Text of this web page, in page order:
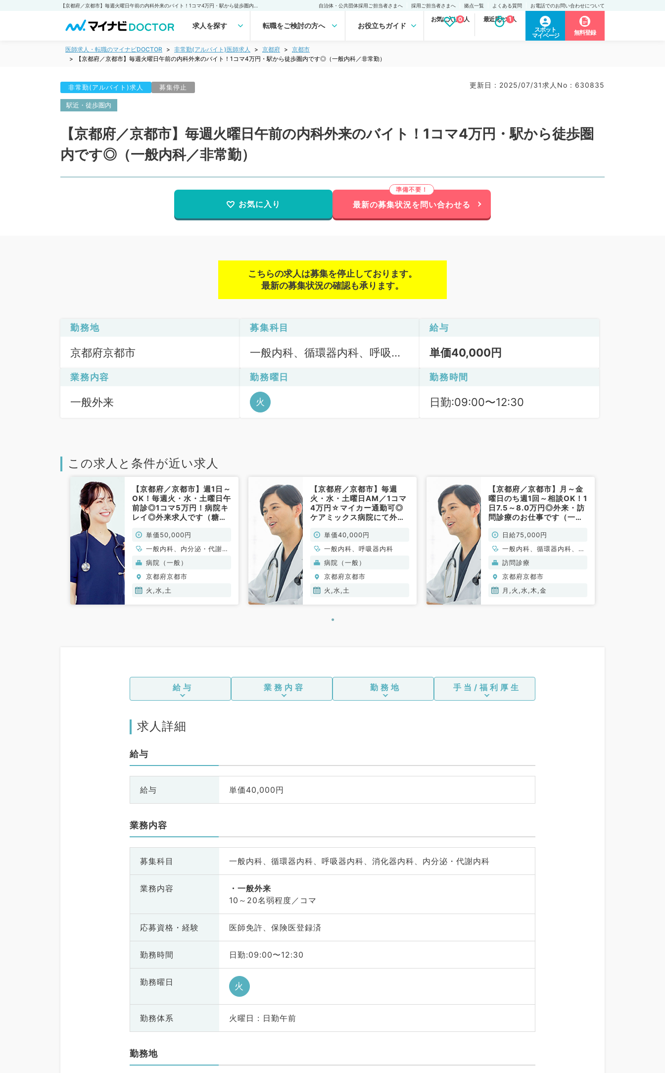
自治体・公共団体採用ご担当者さまへ 採用ご担当者さまへ 拠点一覧 よくある質問 お電話でのお問い合わせについて
求人を探す 転職をご検討の方へ お役立ちガイド
お気に入り求人
0 最近見た求人
1
スポット
マイページ
無料登録
医師求人・転職のマイナビDOCTOR 非常勤(アルバイト)医師求人 京都府
京都市
【京都府／京都市】毎週火曜日午前の内科外来のバイト！1コマ4万円・駅から徒歩圏内です◎（一般内科／非常勤）
非常勤(アルバイト)求人 募集停止 更新日 : 2025/07/31求人No : 630835
駅近・徒歩圏内
【京都府／京都市】毎週火曜日午前の内科外来のバイト！1コマ4万円・駅から徒歩圏
内です◎（一般内科／非常勤）
お気に入り 最新の募集状況を問い合わせる
こちらの求人は募集を停止しております。
最新の募集状況の確認も承ります。
勤務地
京都府京都市
募集科目
一般内科、循環器内科、呼吸器
謝内科
給与
単価40,000円
業務内容
一般外来
勤務曜日
火
勤務時間
日勤:09:00〜12:30
この求人と条件が近い求人
【京都府／京都市】週1日～
OK！毎週火・水・土曜日午
前診◎1コマ5万円！病院キ
レイ◎外来求人です（糖尿
勤）単価50,000円
一般内科、内分泌・代謝内
科
病院（一般）
京都府京都市
火,水,土
【京都府／京都市】毎週
火・水・土曜日AM／1コマ
4万円☆マイカー通勤可◎
ケアミックス病院にて外来
／非常勤）
単価40,000円
一般内科、呼吸器内科
病院（一般）
京都府京都市
火,水,土
【京都府／京都市】月～金
曜日のち週1回～相談OK！1
日7.5～8.0万円◎外来・訪
問診療のお仕事です（一般
日給75,000円
一般内科、循環器内科、呼
吸器内科、消化器内科、内
分泌・代謝内科
訪問診療
京都府京都市
月,火,水,木,金
給与 業務内容 勤務地 手当/福利厚生
求人詳細
給与
給与 単価40,000円
業務内容
募集科目 一般内科、循環器内科、呼吸器内科、消化器内科、内分泌・代謝内科
業務内容
一般外来
10～20名弱程度／コマ
応募資格・ 経験 医師免許、保険医登録済
勤務時間 日勤:09:00〜12:30
勤務曜日 火
勤務体系 火曜日 : 日勤午前
勤務地